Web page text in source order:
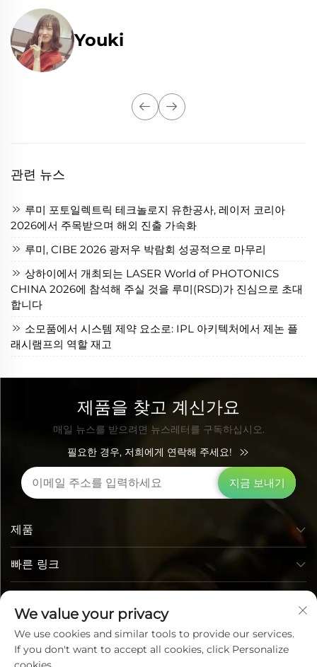
Youki
관련 뉴스
루미 포토일렉트릭 테크놀로지 유한공사, 레이저 코리아
2026에서 주목받으며 해외 진출 가속화
루미, CIBE 2026 광저우 박람회 성공적으로 마무리
상하이에서 개최되는 LASER World of PHOTONICS
CHINA 2026에 참석해 주실 것을 루미(RSD)가 진심으로 초대
합니다
소모품에서 시스템 제약 요소로: IPL 아키텍처에서 제논 플
래시램프의 역할 재고
제품을 찾고 계신가요
매일 뉴스를 받으려면 뉴스레터를 구독하십시오.
필요한 경우, 저희에게 연락해 주세요!
지금 보내기
빠른 링크
제품
We value your privacy
We use cookies and similar tools to provide our services.
If you don't want to accept all cookies, click Personalize